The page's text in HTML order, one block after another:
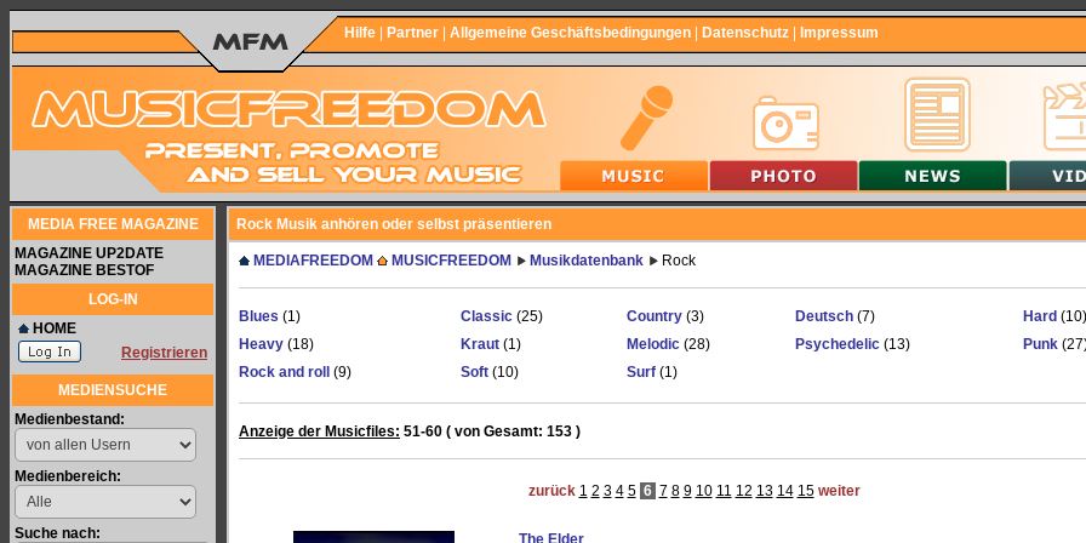
Hilfe Partner Allgemeine Geschäftsbedingungen Datenschutz Impressum
MEDIA FREE MAGAZINE
MAGAZINE UP2DATE
MAGAZINE BESTOF
LOG-IN
HOME
Registrieren
MEDIENSUCHE
Medienbestand:
Medienbereich:
Suche nach:
Rock Musik anhören oder selbst präsentieren
MEDIAFREEDOM MUSICFREEDOM Musikdatenbank Rock
Blues (1) Classic (25) Country (3) Deutsch (7) Hard (10)
Heavy (18) Kraut (1) Melodic (28) Psychedelic (13) Punk
Rock and roll
(9) Soft (10) Surf (1)
Anzeige der Musicfiles: 51-60 ( von Gesamt: 153 )
zurück 1 2 3 4 5 6 7 8 9 10 11 12 13 14 15 weiter
The Elder